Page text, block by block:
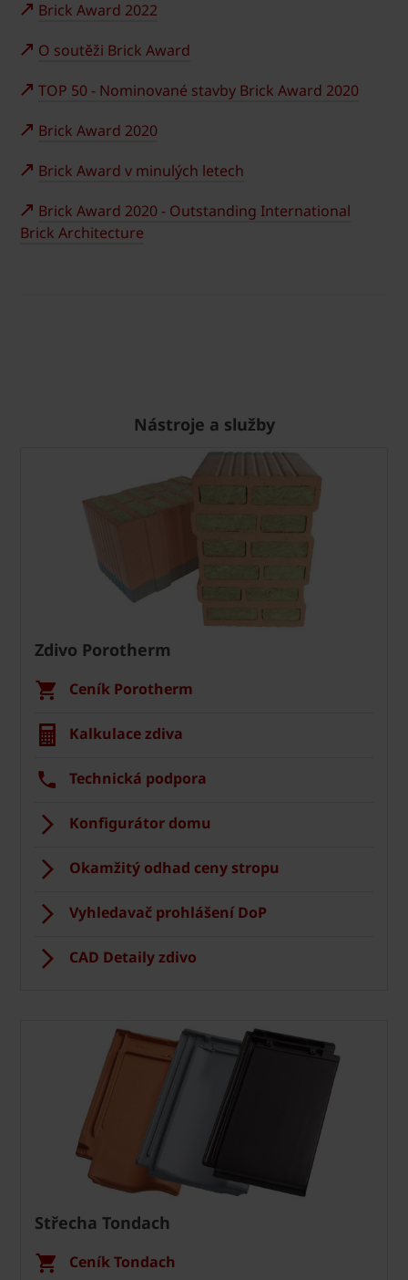
Brick Award 2022
O soutěži Brick Award
TOP 50 - Nominované stavby Brick Award 2020
Brick Award 2020
Brick Award v minulých letech
Brick Award 2020 - Outstanding International
Brick Architecture
Nástroje a služby
Zdivo Porotherm
Ceník Porotherm
Kalkulace zdiva
Technická podpora
Konfigurátor domu
Okamžitý odhad ceny stropu
Vyhledavač prohlášení DoP
CAD Detaily zdivo
Střecha Tondach
Ceník Tondach